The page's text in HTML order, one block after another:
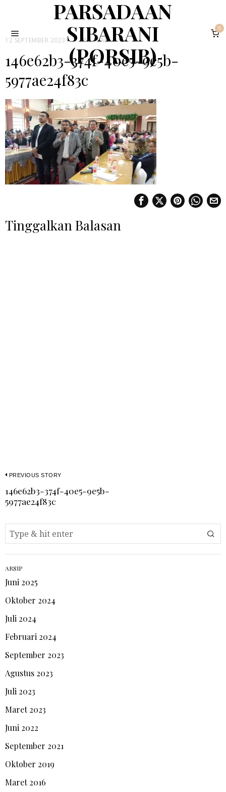
PARSADAAN
SIBARANI
(PORSIB)
0
12 SEPTEMBER 2023 1 MIN READ
146e62b3-374f-40e5-9e5b-
5977ae24f83c
Tinggalkan Balasan
PREVIOUS STORY
146e62b3-374f-40e5-9e5b-
5977ae24f83c
ARSIP
Juni 2025
Oktober 2024
Juli 2024
Februari 2024
September 2023
Agustus 2023
Juli 2023
Maret 2023
Juni 2022
September 2021
Oktober 2019
Maret 2016